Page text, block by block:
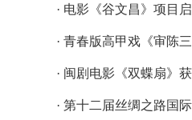
石！“您的名字有人知晓
· 电影《谷文昌》项目
· 青春版高甲戏《审陈
· 闽剧电影《双蝶扇》
曲文化周”
· 第十二届丝绸之路国